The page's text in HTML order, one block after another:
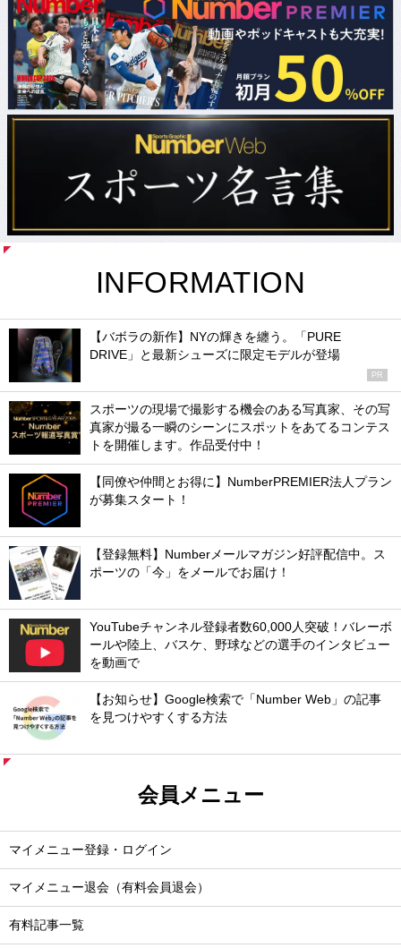
INFORMATION
【バボラの新作】NYの輝きを纏う。「PURE
DRIVE」と最新シューズに限定モデルが登場
PR
スポーツの現場で撮影する機会のある写真家、その写
真家が撮る一瞬のシーンにスポットをあてるコンテス
トを開催します。作品受付中！
【同僚や仲間とお得に】NumberPREMIER法人プラン
が募集スタート！
【登録無料】Numberメールマガジン好評配信中。ス
ポーツの「今」をメールでお届け！
YouTubeチャンネル登録者数60,000人突破！バレーボ
ールや陸上、バスケ、野球などの選手のインタビュー
を動画で
【お知らせ】Google検索で「Number Web」の記事
を見つけやすくする方法
会員メニュー
マイメニュー登録・ログイン
マイメニュー退会（有料会員退会）
有料記事一覧